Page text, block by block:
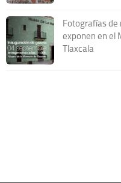
Fotografías de
exponen en el
Tlaxcala